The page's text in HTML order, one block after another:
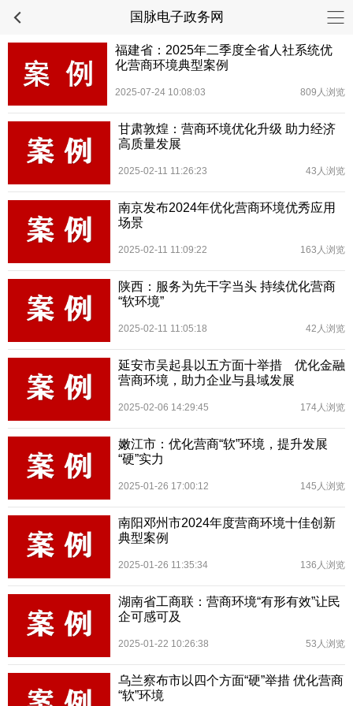
国脉电子政务网
福建省：2025年二季度全省人社系统优
化营商环境典型案例
2025-07-24 10:08:03 809人浏览
甘肃敦煌：营商环境优化升级 助力经济
高质量发展
2025-02-11 11:26:23 43人浏览
南京发布2024年优化营商环境优秀应用
场景
2025-02-11 11:09:22 163人浏览
陕西：服务为先干字当头 持续优化营商
“软环境”
2025-02-11 11:05:18 42人浏览
延安市吴起县以五方面十举措 优化金融
营商环境，助力企业与县域发展
2025-02-06 14:29:45 174人浏览
嫩江市：优化营商“软”环境，提升发展
“硬”实力
2025-01-26 17:00:12 145人浏览
南阳邓州市2024年度营商环境十佳创新
典型案例
2025-01-26 11:35:34 136人浏览
湖南省工商联：营商环境“有形有效”让民
企可感可及
2025-01-22 10:26:38 53人浏览
乌兰察布市以四个方面“硬”举措 优化营商
“软”环境